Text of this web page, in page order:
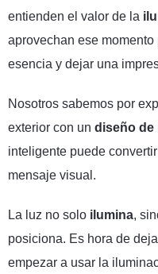
entienden el valor de la
aprovechan ese
esencia y dejar una
Nosotros sabemos por
exterior con un diseño de
inteligente puede
mensaje visual.
La luz no solo ilumina,
posiciona. Es hora de
empezar a usar la